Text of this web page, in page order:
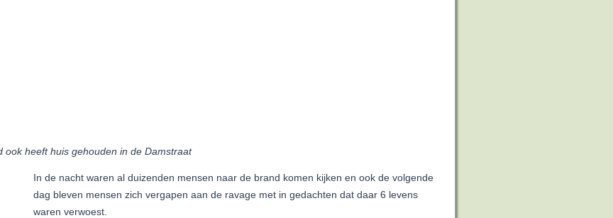
ook heeft huis gehouden in de Damstraat
In de nacht waren al duizenden mensen naar de brand komen kijken en ook de volgende
dag bleven mensen zich vergapen aan de ravage met in gedachten dat daar 6 levens
waren verwoest.